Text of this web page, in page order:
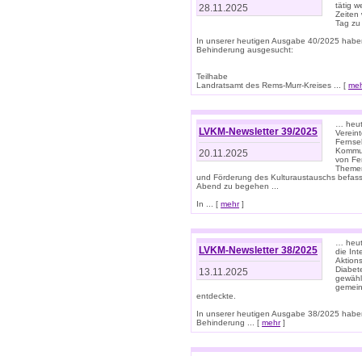
28.11.2025
tätig
Zeiten
Tag
In unserer heutigen Ausgabe 40/2025
Behinderung ausgesucht:
Teilhabe
Landratsamt des Rems-Murr-Kreises ... [
LVKM-Newsletter 39/2025
20.11.2025
…
von
und Förderung des Kulturaustauschs
Abend zu begehen ...
In ... [ mehr]
LVKM-Newsletter 38/2025
13.11.2025
…
die
entdeckte.
In unserer heutigen Ausgabe 38/2025
Behinderung ... [ mehr]